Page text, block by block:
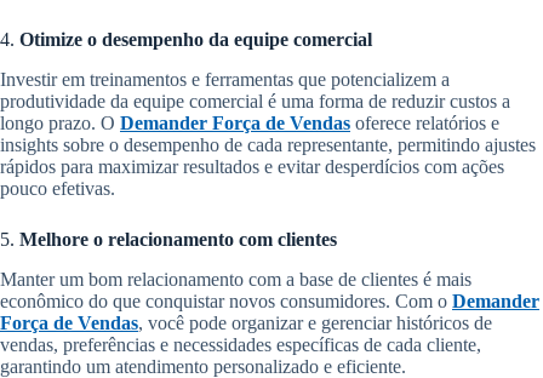
4. Otimize o desempenho da equipe comercial
Investir em treinamentos e ferramentas que potencializem a
produtividade da equipe comercial é uma forma de reduzir custos a
longo prazo. O Demander Força de Vendas oferece relatórios e
insights sobre o desempenho de cada representante, permitindo ajustes
rápidos para maximizar resultados e evitar desperdícios com ações
pouco efetivas.
5. Melhore o relacionamento com clientes
Manter um bom relacionamento com a base de clientes é mais
econômico do que conquistar novos consumidores. Com o Demander
Força de Vendas, você pode organizar e gerenciar históricos de
vendas, preferências e necessidades específicas de cada cliente,
garantindo um atendimento personalizado e eficiente.